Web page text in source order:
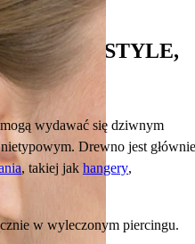
PO
STYLE,
wydawać się dziwnym
Drewno jest głównie
, takiej jak hangery,
w wyleczonym piercingu.